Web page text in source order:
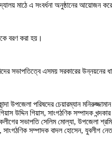
মাঠে এ সংবর্ধনা অনুষ্ঠানের
বরণ করা হয়।
সভাপতিত্বে এসময় সরকারের
পরিষদের চেয়ারম্যান
উদ্দিন গিয়াস, সাংগঠণিক সম্পাদক
সভাপতি সেলিম মোল্যা, উপজেলা
সাংগঠণিক সম্পাদক বাদল হোসেন,